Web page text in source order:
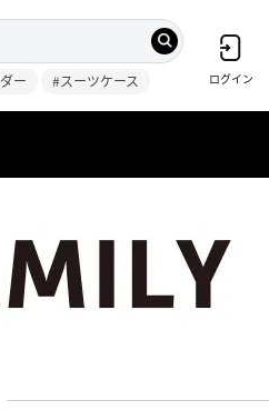
ー #スーツケース ログイン